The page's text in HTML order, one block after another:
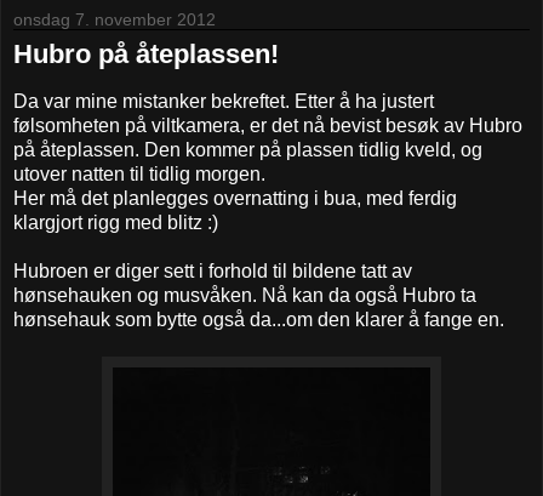
onsdag 7. november 2012
Hubro på åteplassen!
Da var mine mistanker bekreftet. Etter å ha justert
følsomheten på viltkamera, er det nå bevist besøk av Hubro
på åteplassen. Den kommer på plassen tidlig kveld, og
utover natten til tidlig morgen.
Her må det planlegges overnatting i bua, med ferdig
klargjort rigg med blitz :)
Hubroen er diger sett i forhold til bildene tatt av
hønsehauken og musvåken. Nå kan da også Hubro ta
hønsehauk som bytte også da...om den klarer å fange en.